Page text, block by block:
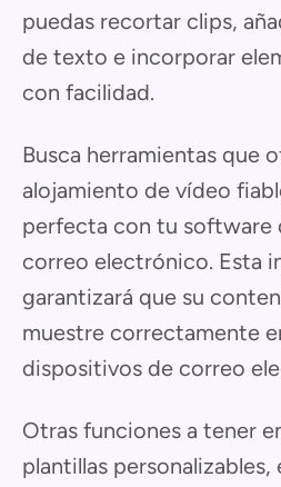
puedas recortar clips,
de texto e incorporar
con facilidad.
Busca herramientas que
alojamiento de vídeo
perfecta con tu software
correo electrónico. Esta
garantizará que su
muestre correctamente
dispositivos de correo
Otras funciones a tener
plantillas